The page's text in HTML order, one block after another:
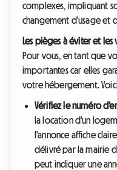
complexes, impliquant
changement d'usage et
Les pièges à éviter et
Pour vous, en tant que
importantes car elles
votre hébergement.
Vérifiez le numéro
la location d'un
l'annonce affiche
délivré par la mairie
peut indiquer une